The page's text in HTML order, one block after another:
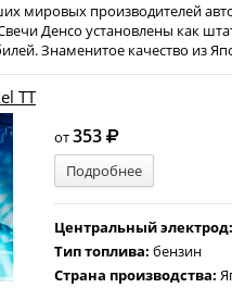
мировых производителей
Денсо установлены как
Знаменитое качество из
TT
от353
Подробнее
Центральный электрод:
Тип топлива: бензин
Страна производства: